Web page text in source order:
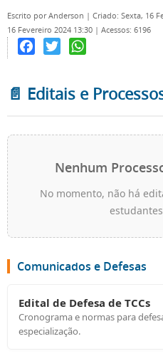
Escrito porAnderson | Criado: Sexta, 16
16 Fevereiro 2024 13:30 | Acessos: 6196
📄 Editais e
Nenhum
No momento, não há
Comunicados e Defesas
Edital de Defesa de TCCs
Cronograma e normas para
especialização.